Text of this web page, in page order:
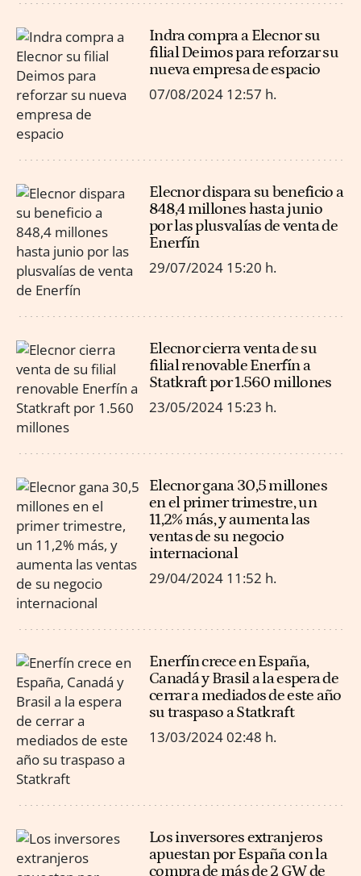
Indra compra a Elecnor su
filial Deimos para reforzar su
nueva empresa de espacio
07/08/2024 12:57 h.
Elecnor dispara su beneficio a
848,4 millones hasta junio
por las plusvalías de venta de
Enerfín
29/07/2024 15:20 h.
Elecnor cierra venta de su
filial renovable Enerfín a
Statkraft por 1.560 millones
23/05/2024 15:23 h.
Elecnor gana 30,5 millones
en el primer trimestre, un
11,2% más, y aumenta las
ventas de su negocio
internacional
29/04/2024 11:52 h.
Enerfín crece en España,
Canadá y Brasil a la espera de
cerrar a mediados de este año
su traspaso a Statkraft
13/03/202402:48 h.
Los inversores extranjeros
apuestan por España con la
compra de más de 2 GW de